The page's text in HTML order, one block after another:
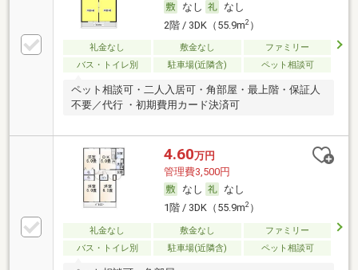
なし
なし
2階 / 3DK（55.9m2）
礼金なし 敷金なし
ファミリー
バス・トイレ別
駐車場(近隣含) ペット相談可
ペット相談可・二人入居可・角部屋・最上階・保証人
不要／代行 ・初期費用カード決済可
4.60万円
管理費3,500円
なし
なし
1階 / 3DK（55.9m2）
礼金なし 敷金なし
ファミリー
バス・トイレ別
駐車場(近隣含) ペット相談可